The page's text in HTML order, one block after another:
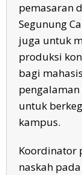
pemasaran
Segunung
juga untuk
produksi
bagi
untuk
kampus.
Koordinator
naskah